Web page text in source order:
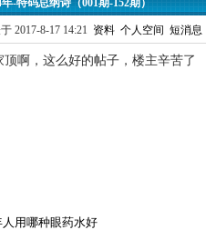
-特码总纲诗（001期-152期）
2017-8-17 14:21 资料 个人空间 短消息
顶啊，这么好的帖子，楼主辛苦了
人用哪种眼药水好